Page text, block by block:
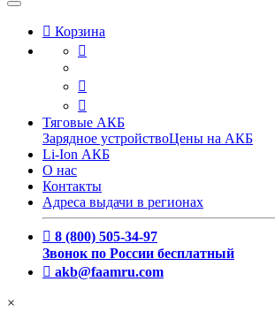
Корзина
Тяговые АКБ
Зарядное устройствоЦены на АКБ
Li-Ion АКБ
О нас
Контакты
Адреса выдачи в регионах
8 (800) 505-34-97
Звонок по России бесплатный
akb@faamru.com
×